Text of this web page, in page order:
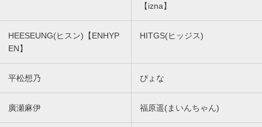
【izna】
HEESEUNG(ヒスン)【ENHYP
EN】
HITGS(ヒッジス)
平松想乃 ぴょな
廣瀬麻伊 福原遥(まいんちゃん)